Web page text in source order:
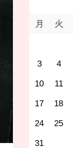
月 火
3 4
10 11
17 18
24 25
31